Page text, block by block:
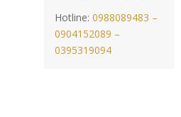
Hotline:0988089483 –
0904152089 –
0395319094